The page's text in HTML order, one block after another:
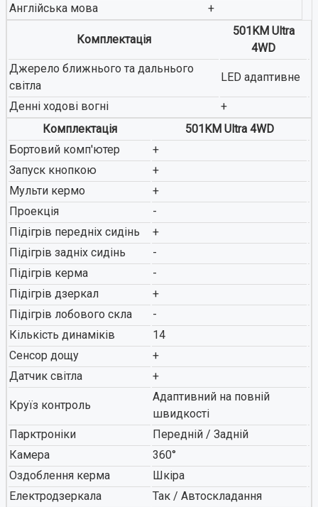
Англійська мова
+
Комплектація
501KM Ultra
4WD
Джерело ближнього та дальнього
світла
LED адаптивне
Денні ходові вогні
+
Комплектація
501KM Ultra 4WD
Бортовий комп'ютер
+
Запуск кнопкою
+
Мульти кермо
+
Проекція
-
Підігрів передніх сидінь
+
Підігрів задніх сидінь
-
Підігрів керма
-
Підігрів дзеркал
+
Підігрів лобового скла
-
Кількість динаміків
14
Сенсор дощу
+
Датчик світла
+
Круїз контроль
Адаптивний на повній
швидкості
Парктроніки
Передній / Задній
Камера
360°
Оздоблення керма
Шкіра
Електродзеркала
Так / Автоскладання